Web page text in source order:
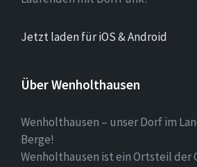
Jetzt laden für iOS & Android
Über Wenholthausen
Wenholthausen – unser Dorf im
Berge!
Wenholthausen ist ein Ortsteil der